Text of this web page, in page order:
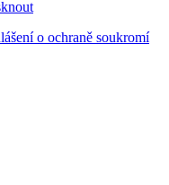
o ochraně soukromí